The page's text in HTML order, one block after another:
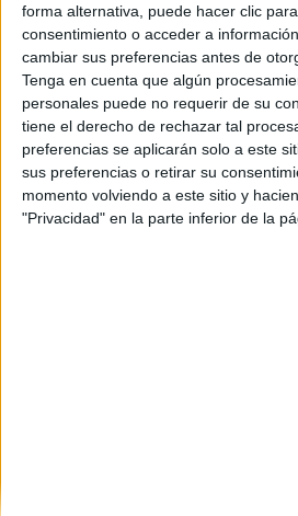
forma alternativa, puede hacer clic
consentimiento o acceder a
cambiar sus preferencias antes de
Tenga en cuenta que algún
personales puede no requerir de su
tiene el derecho de rechazar tal
preferencias se aplicarán solo a este
sus preferencias o retirar su
momento volviendo a este sitio y
"Privacidad" en la parte inferior de la